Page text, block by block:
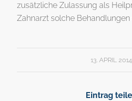
zusätzliche Zulassung als
Zahnarzt solche
13. APRIL 2014
Eintrag